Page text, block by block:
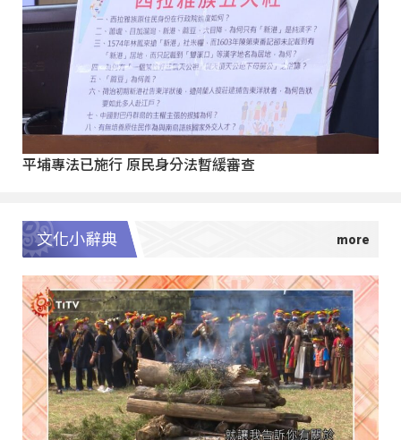
平埔專法已施行 原民身分法暫緩審查
文化小辭典